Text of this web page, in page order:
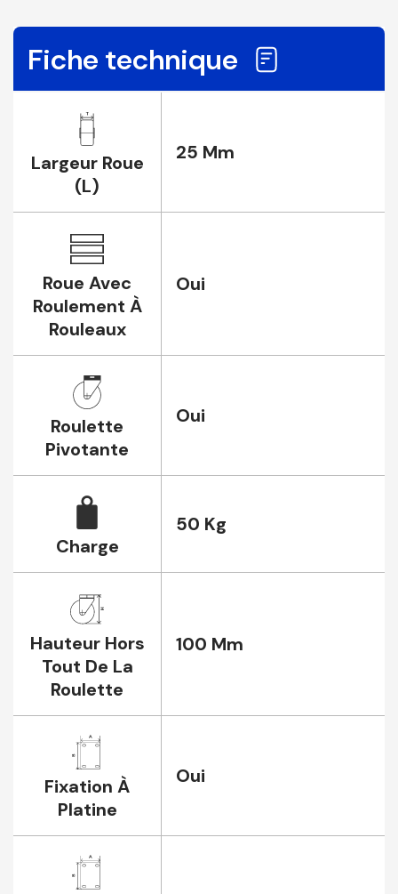
Fiche technique
Largeur Roue
(L)
25 Mm
Roue Avec
Roulement À
Rouleaux
Oui
Roulette
Pivotante
Oui
Charge
50 Kg
Hauteur Hors
Tout De La
Roulette
100 Mm
Fixation À
Platine
Oui